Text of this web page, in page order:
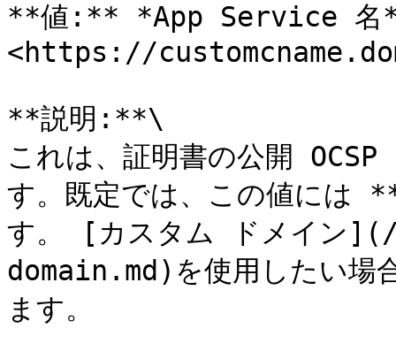
**値:** *App Service 名*
<https://
**説明:**\
これは、証明書の公開
す。既定では、この値に
す。 [カスタム ドメイン
domain.md)を使用したい場
ます。